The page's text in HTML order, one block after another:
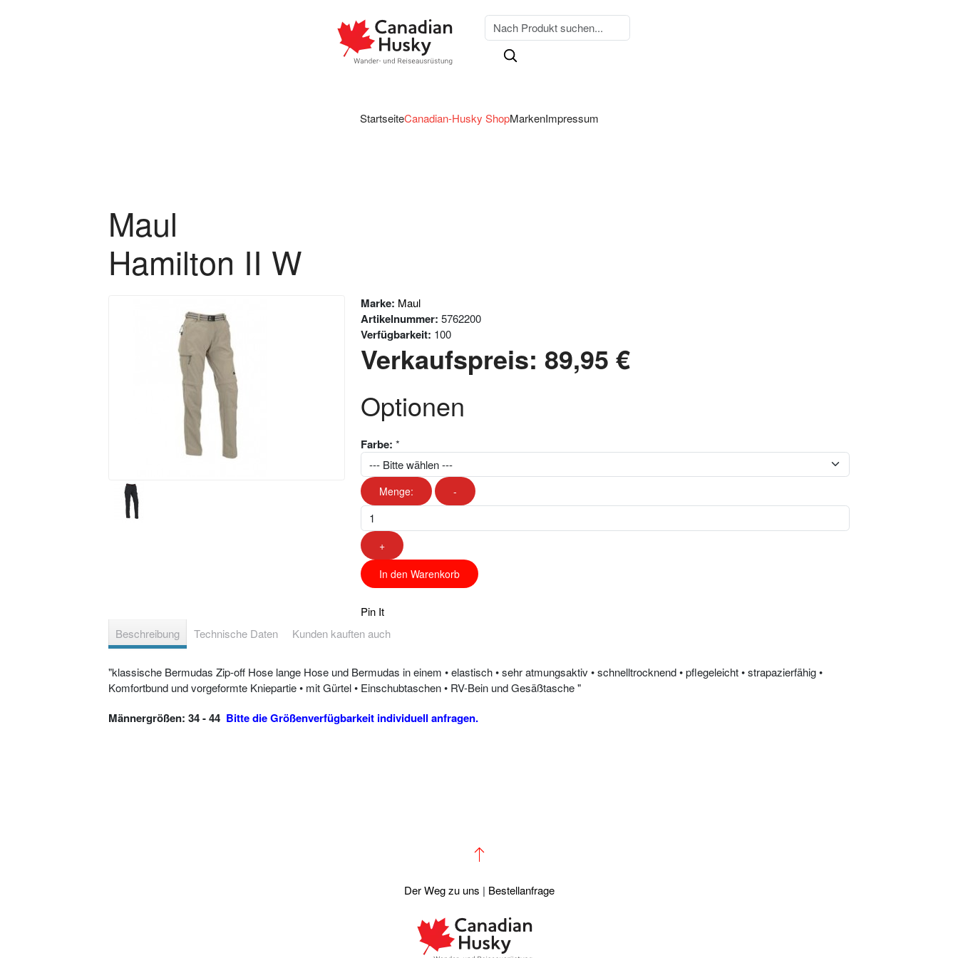
StartseiteCanadian-Husky ShopMarkenImpressum
Maul
Hamilton II W
Marke: Maul
Artikelnummer: 5762200
Verfügbarkeit: 100
Verkaufspreis:89,95 €
Optionen
Farbe: *
Menge: -
+
In den Warenkorb
Pin It
Beschreibung
Technische Daten Kunden kauften auch
"klassische Bermudas Zip-off Hose lange Hose und Bermudas in einem • elastisch • sehr atmungsaktiv • schnelltrocknend • pflegeleicht • strapazierfähig •
Komfortbund und vorgeformte Kniepartie • mit Gürtel • Einschubtaschen • RV-Bein und Gesäßtasche "
Männergrößen: 34 - 44 Bitte die Größenverfügbarkeit individuell anfragen.
Der Weg zu uns | Bestellanfrage